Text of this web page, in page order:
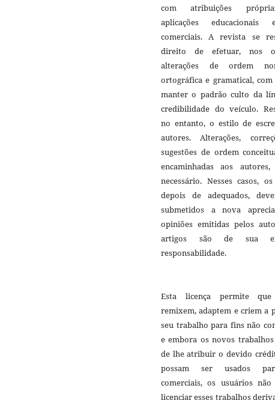
com atribuições
aplicações
comerciais. A revista se
direito de efetuar, nos
alterações de ordem
ortográfica e gramatical,
manter o padrão culto da
credibilidade do veículo.
no entanto, o estilo de
autores. Alterações,
sugestões de ordem
encaminhadas aos autores,
necessário. Nesses casos,
depois de adequados,
submetidos a nova
opiniões emitidas pelos
artigos são de sua
responsabilidade.
Esta licença permite
remixem, adaptem e criem a
seu trabalho para fins não
e embora os novos
de lhe atribuir o devido
possam ser usados
comerciais, os usuários
licenciar esses trabalhos